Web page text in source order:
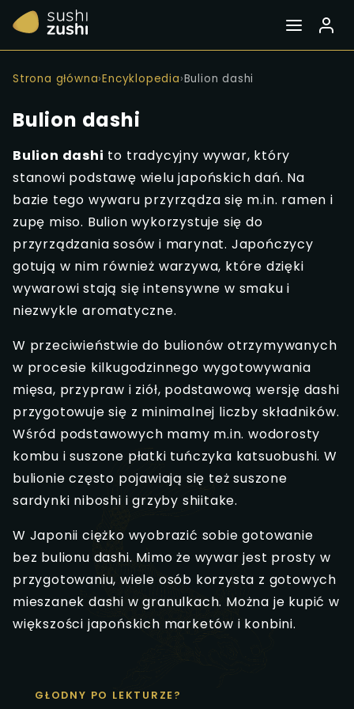
Strona główna›Encyklopedia›Bulion dashi
Bulion dashi
Bulion dashi to tradycyjny wywar, który
stanowi podstawę wielu japońskich dań. Na
bazie tego wywaru przyrządza się m.in. ramen i
zupę miso. Bulion wykorzystuje się do
przyrządzania sosów i marynat. Japończycy
gotują w nim również warzywa, które dzięki
wywarowi stają się intensywne w smaku i
niezwykle aromatyczne.
W przeciwieństwie do bulionów otrzymywanych
w procesie kilkugodzinnego wygotowywania
mięsa, przypraw i ziół, podstawową wersję dashi
przygotowuje się z minimalnej liczby składników.
Wśród podstawowych mamy m.in. wodorosty
kombu i suszone płatki tuńczyka katsuobushi. W
bulionie często pojawiają się też suszone
sardynki niboshi i grzyby shiitake.
W Japonii ciężko wyobrazić sobie gotowanie
bez bulionu dashi. Mimo że wywar jest prosty w
przygotowaniu, wiele osób korzysta z gotowych
mieszanek dashi w granulkach. Można je kupić w
większości japońskich marketów i konbini.
GŁODNY PO LEKTURZE?